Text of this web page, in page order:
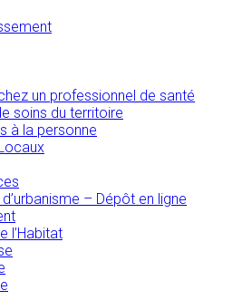
un professionnel de santé
soins du territoire
à la personne
– Dépôt en ligne
l’Habitat